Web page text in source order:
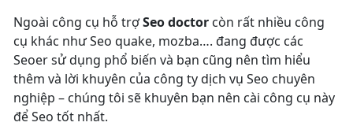
Ngoài công cụ hỗ trợSeo doctor còn rất nhiều công
cụ khác như Seo quake, mozba…. đang được các
Seoer sử dụng phổ biến và bạn cũng nên tìm hiểu
thêm và lời khuyên của công ty dịch vụ Seo chuyên
nghiệp – chúng tôi sẽ khuyên bạn nên cài công cụ này
để Seo tốt nhất.